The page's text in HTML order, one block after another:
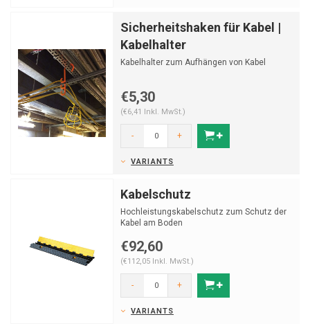
Sicherheitshaken für Kabel |
Kabelhalter
Kabelhalter zum Aufhängen von Kabel
€5,30
(€6,41 Inkl. MwSt.)
- +
VARIANTS
Kabelschutz
Hochleistungskabelschutz zum Schutz der
Kabel am Boden
€92,60
(€112,05 Inkl. MwSt.)
- +
VARIANTS